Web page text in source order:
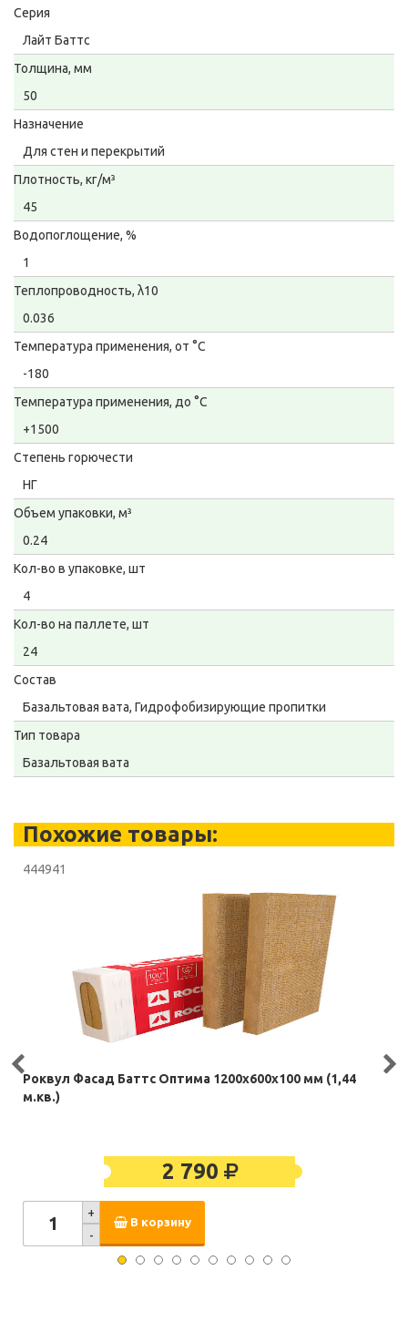
Серия
Лайт Баттс
Толщина, мм
50
Назначение
Для стен и перекрытий
Плотность, кг/м³
45
Водопоглощение, %
1
Теплопроводность, λ10
0.036
Температура применения, от °С
-180
Температура применения, до °С
+1500
Степень горючести
НГ
Объем упаковки, м³
0.24
Кол-во в упаковке, шт
4
Кол-во на паллете, шт
24
Состав
Базальтовая вата, Гидрофобизирующие пропитки
Тип товара
Базальтовая вата
Похожие товары:
444941
Роквул Фасад Баттс Оптима 1200х600х100 мм (1,44
м.кв.)
2 790
+
-
В корзину